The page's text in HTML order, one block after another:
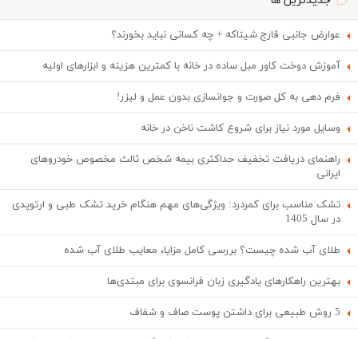
عوارض جانبی قارچ شیتاکه + چه کسانی نباید بخورند؟
آموزش دوخت کاور مبل ساده در خانه با کمترین هزینه و ابزارهای اولیه
فرم دهی به کل صورت و جوانسازی بدون عمل و لیزر!
وسایل مورد نیاز برای شروع کاشت ناخن در خانه
راهنمای دریافت تخفیف حداکثری بیمه شخص ثالث مخصوص خودروهای
ایرانی
تشک مناسب برای کمردرد: ویژگی‌های مهم هنگام خرید تشک طبی و ارتوپدی
در سال 1405
طلای آب شده چیست؟ بررسی کامل مزایا، معایب طلای آب شده
بهترین راهکارهای یادگیری زبان فرانسوی برای مبتدی‌ها
5 روش طبیعی برای داشتن پوست صاف و شفاف